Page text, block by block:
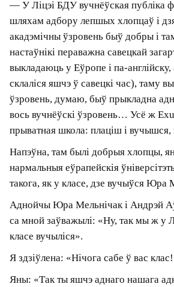
ў беларускай?
— Мае сыны прайшлі гімназію
з трэцяга па восьмы клас
пасябравалі з Аркадзем
скончыў там 7‑9 класы перад
тады гэта па-ранейшаму была
Малодшы вучыўся хутчэй у
цэнтры, у значнай меры
педагогамі з 50‑й гімназіі. І
ўспаміны.
Сам я да ад’езду шмат
супрацоўнічаў з
дапамагаў у паездках
каманд на
алімпіяды. І думаю,
найлепшых школ, з